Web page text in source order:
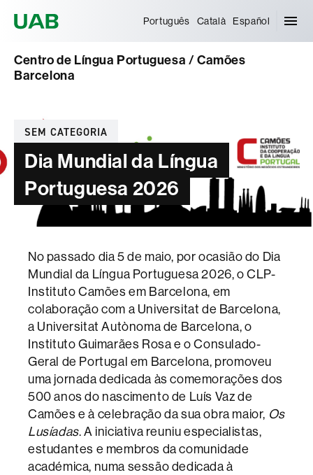
Português Català Español
Centro de Língua Portuguesa / Camões
Barcelona
Categorias
SEM CATEGORIA
Dia Mundial da Língua
Portuguesa 2026
No passado dia 5 de maio, por ocasião do Dia
Mundial da Língua Portuguesa 2026, o CLP-
Instituto Camões em Barcelona, em
colaboração com a Universitat de Barcelona,
a Universitat Autònoma de Barcelona, o
Instituto Guimarães Rosa e o Consulado-
Geral de Portugal em Barcelona, promoveu
uma jornada dedicada às comemorações dos
500 anos do nascimento de Luís Vaz de
Camões e à celebração da sua obra maior, Os
Lusíadas. A iniciativa reuniu especialistas,
estudantes e membros da comunidade
académica, numa sessão dedicada à